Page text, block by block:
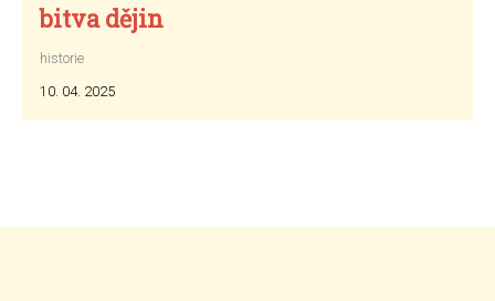
bitva dějin
historie
10. 04. 2025